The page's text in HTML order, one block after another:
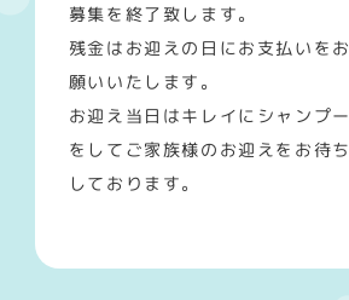
募集を終了致します。
残金はお迎えの日にお支払いをお
願いいたします。
お迎え当日はキレイにシャンプー
をしてご家族様のお迎えをお待ち
しております。